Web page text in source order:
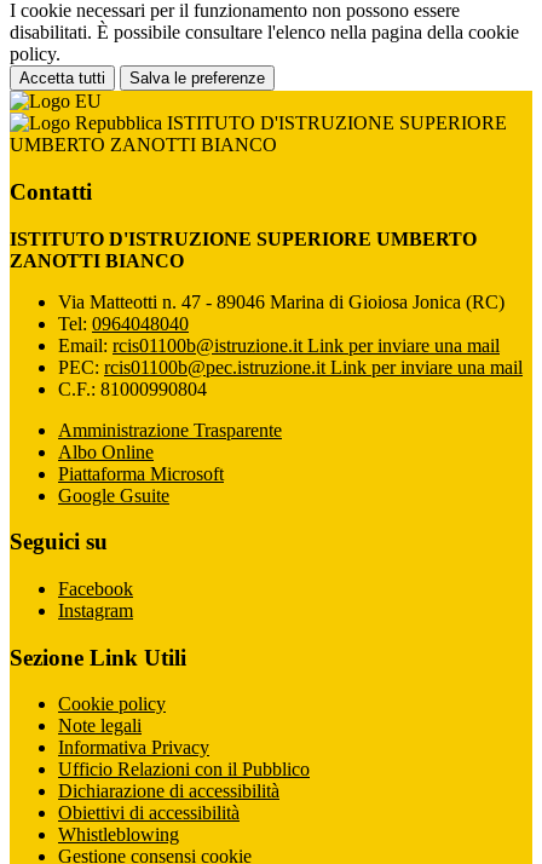
I cookie necessari per il funzionamento non possono essere
disabilitati. È possibile consultare l'elenco nella pagina della cookie
policy.
Accetta tutti Salva le preferenze
ISTITUTO D'ISTRUZIONE SUPERIORE
UMBERTO ZANOTTI BIANCO
Contatti
ISTITUTO D'ISTRUZIONE SUPERIORE UMBERTO
ZANOTTI BIANCO
Via Matteotti n. 47 - 89046 Marina di Gioiosa Jonica (RC)
Tel: 0964048040
Email: rcis01100b@istruzione.it Link per inviare una mail
PEC: rcis01100b@pec.istruzione.it Link per inviare una mail
C.F.: 81000990804
Amministrazione Trasparente
Albo Online
Piattaforma Microsoft
Google Gsuite
Seguici su
Facebook
Instagram
Sezione Link Utili
Cookie policy
Note legali
Informativa Privacy
Ufficio Relazioni con il Pubblico
Dichiarazione di accessibilità
Obiettivi di accessibilità
Whistleblowing
Gestione consensi cookie